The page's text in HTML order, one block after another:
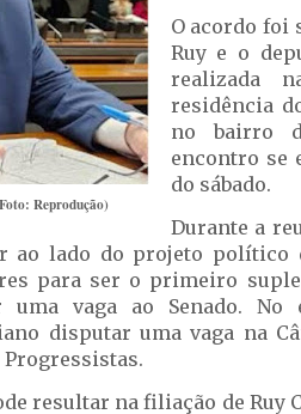
Reprodução)
O acordo foi
Ruy e o
realizada
residência
no bairro
encontro se
do sábado.
Durante a
ao lado do projeto político
para ser o primeiro
uma vaga ao Senado. No
disputar uma vaga na
resultar na filiação de Ruy